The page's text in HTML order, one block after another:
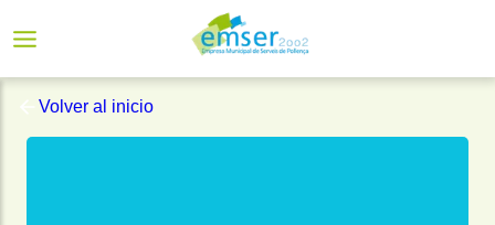
Volver al inicio